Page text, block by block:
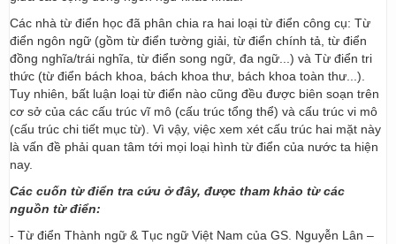
Các nhà từ điển học đã phân chia ra hai loại từ điển công cụ: Từ
điển ngôn ngữ (gồm từ điển tường giải, từ điển chính tả, từ điển
đồng nghĩa/trái nghĩa, từ điển song ngữ, đa ngữ...) và Từ điển tri
thức (từ điển bách khoa, bách khoa thư, bách khoa toàn thư...).
Tuy nhiên, bất luận loại từ điển nào cũng đều được biên soạn trên
cơ sở của các cấu trúc vĩ mô (cấu trúc tổng thể) và cấu trúc vi mô
(cấu trúc chi tiết mục từ). Vì vậy, việc xem xét cấu trúc hai mặt này
là vấn đề phải quan tâm tới mọi loại hình từ điển của nước ta hiện
nay.
Các cuốn từ điển tra cứu ở đây, được tham khảo từ các
nguồn từ điển:
- Từ điển Thành ngữ & Tục ngữ Việt Nam của GS. Nguyễn Lân –